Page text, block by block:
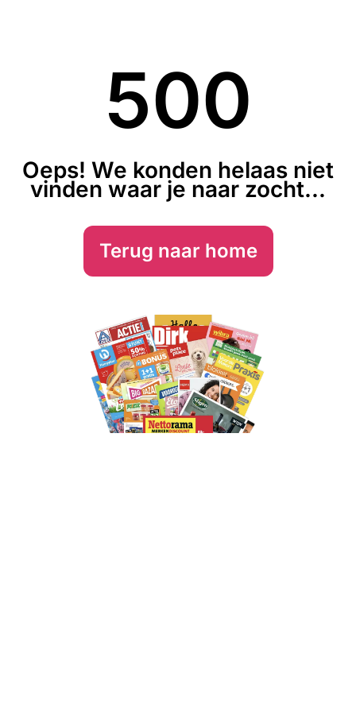
500
Oeps! We konden helaas niet
vinden waar je naar zocht...
Terug naar home